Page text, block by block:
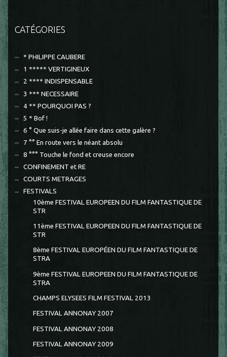
CATÉGORIES
* PHILIPPE CAUBERE
1 ***** VERTIGINEUX
2 **** INDISPENSABLE
3 *** NECESSAIRE
4 ** POURQUOI PAS ?
5 * Bof !
6 ° Que suis-je allée faire dans cette galère ?
7 °° En route vers le néant absolu
8 °°° Touche le fond et creuse encore
CONFINEMENT et RE
COURTS METRAGES
FESTIVALS
10ème FESTIVAL EUROPEEN DU FILM FANTASTIQUE DE
STR
11ème FESTIVAL EUROPEEN DU FILM FANTASTIQUE DE
STR
8ème FESTIVAL EUROPÉEN DU FILM FANTASTIQUE DE
STRA
9ème FESTIVAL EUROPEEN DU FILM FANTASTIQUE DE
STRA
CHAMPS ELYSEES FILM FESTIVAL 2013
FESTIVAL ANNONAY 2007
FESTIVAL ANNONAY 2008
FESTIVAL ANNONAY 2009